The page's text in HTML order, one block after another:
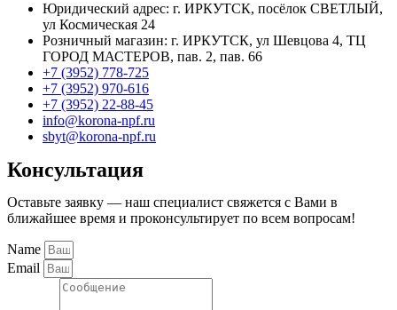
Юридический адрес: г. ИРКУТСК, посёлок СВЕТЛЫЙ,
ул Космическая 24
Розничный магазин: г. ИРКУТСК, ул Шевцова 4, ТЦ
ГОРОД МАСТЕРОВ, пав. 2, пав. 66
+7 (3952) 778-725
+7 (3952) 970-616
+7 (3952) 22-88-45
info@korona-npf.ru
sbyt@korona-npf.ru
Консультация
Оставьте заявку — наш специалист свяжется с Вами в
ближайшее время и проконсультирует по всем вопросам!
Name
Email